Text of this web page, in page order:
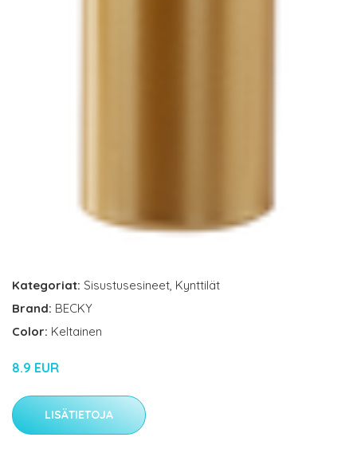
Kategoriat: Sisustusesineet, Kynttilät
Brand: BECKY
Color: Keltainen
8.9 EUR
LISÄTIETOJA